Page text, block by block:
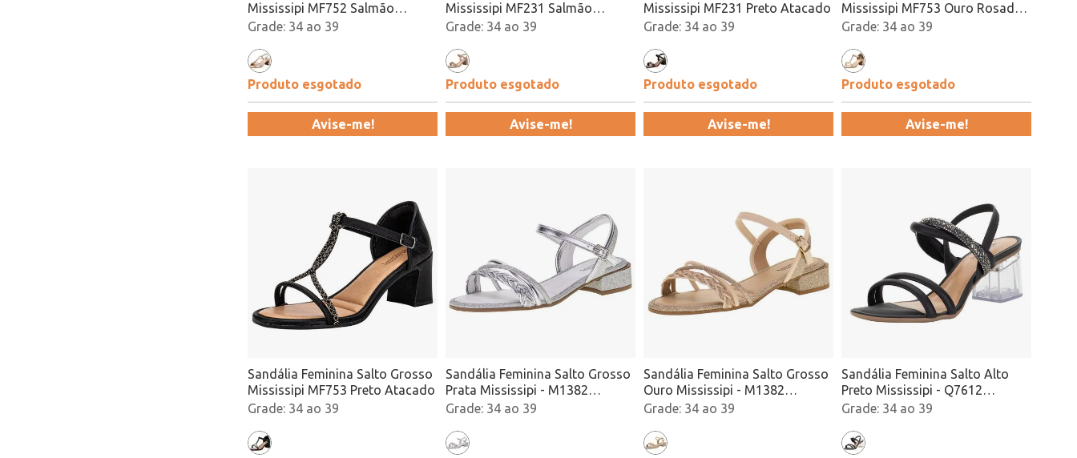
Mississipi MF752 Salmão
Atacado34 ao 39
Produto esgotado
Avise-me!
Mississipi MF231 Salmão
Atacado34 ao 39
Produto esgotado
Avise-me!
Mississipi MF231 Preto Atacado
34 ao 39
Produto esgotado
Avise-me!
Mississipi MF753 Ouro Rosado
Atacado34 ao 39
Produto esgotado
Avise-me!
Sandália Feminina Salto Grosso
Mississipi MF753 Preto Atacado
34 ao 39
Sandália Feminina Salto Grosso
Prata Mississipi - M1382
Atacado34 ao 39
Sandália Feminina Salto Grosso
Ouro Mississipi - M1382
Atacado34 ao 39
Sandália Feminina Salto Alto
Preto Mississipi - Q7612
Atacado34 ao 39